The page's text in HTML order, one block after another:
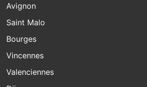
Avignon
Saint Malo
Bourges
Vincennes
Valenciennes